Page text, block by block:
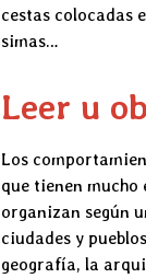
cestas colocadas
simas…
Leer u
Los
que tienen mucho
organizan según
ciudades y
geografía, la